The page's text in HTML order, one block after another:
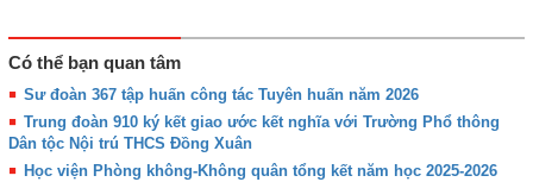
Có thể bạn quan tâm
Sư đoàn 367 tập huấn công tác Tuyên huấn năm 2026
Trung đoàn 910 ký kết giao ước kết nghĩa với Trường Phổ thông
Dân tộc Nội trú THCS Đồng Xuân
Học viện Phòng không-Không quân tổng kết năm học 2025-2026